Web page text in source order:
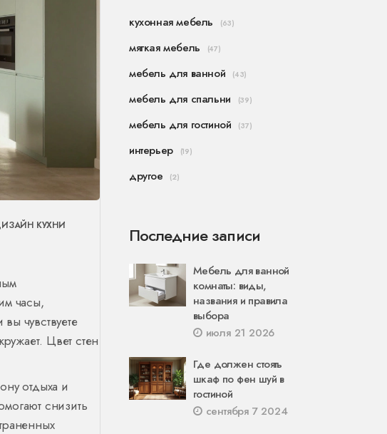
КУХНИ
часы,
чувствуете
Цвет стен
отдыха и
снизить
кухонная мебель (63)
мягкая мебель (47)
мебель для ванной (43)
мебель для спальни (39)
мебель для гостиной (37)
интерьер (19)
другое (2)
Последние записи
Мебель для ванной
комнаты: виды,
названия и правила
выбора
июля 21 2026
Где должен стоять
шкаф по фен шуй в
гостиной
сентября 7 2024